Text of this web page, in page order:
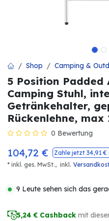
Shop Camping &
5 Position Padded
Camping Stuhl,
Getränkehalter,
Rückenlehne, max
0 Bewertung
104,72 € Zahle jetzt 34,91€
* inkl. ges. MwSt., inkl .
9 Leute sehen sich das
5,24 € Cashback mit